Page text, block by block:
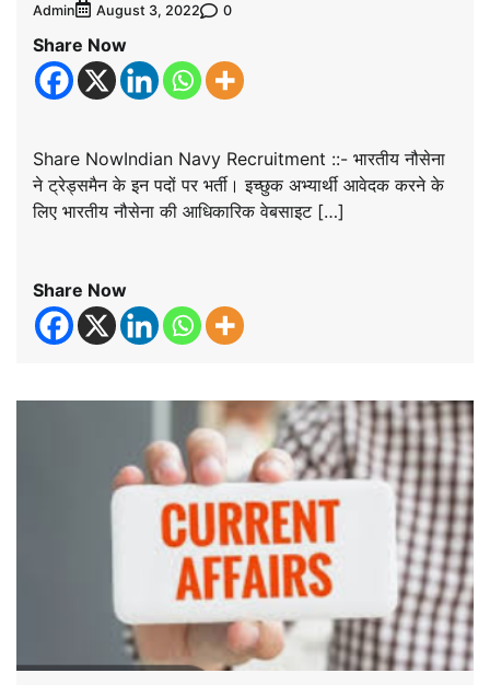
Admin August 3, 2022 0
Share Now
Share NowIndian Navy Recruitment ::- भारतीय नौसेना
ने ट्रेड्समैन के इन पदों पर भर्ती। इच्छुक अभ्यार्थी आवेदक करने के
लिए भारतीय नौसेना की आधिकारिक वेबसाइट […]
Share Now